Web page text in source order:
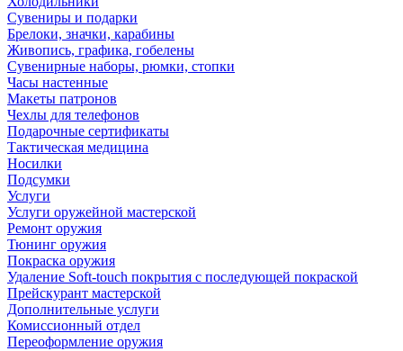
Сувениры и подарки
Брелоки, значки, карабины
Живопись, графика, гобелены
Сувенирные наборы, рюмки, стопки
Часы настенные
Макеты патронов
Чехлы для телефонов
Подарочные сертификаты
Тактическая медицина
Носилки
Подсумки
Услуги
Услуги оружейной мастерской
Ремонт оружия
Тюнинг оружия
Покраска оружия
Удаление Soft-touch покрытия с последующей покраской
Прейскурант мастерской
Дополнительные услуги
Комиссионный отдел
Переоформление оружия